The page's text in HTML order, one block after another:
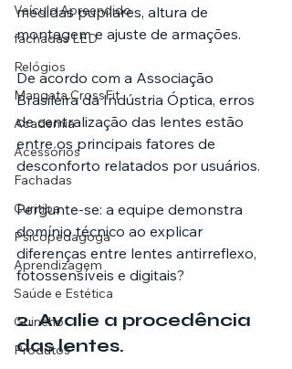
Veículo Apreendido
fachadas LED
Relógios
Mangata CrossFit
Academia
Acessórios
Fachadas
Curitiba
Psicopedagoga
Aprendizagem
Saúde e Estética
Guincho
Produtos
medidas pupilares, altura de
montagem e ajuste de armações.
De acordo com a Associação
Brasileira da Indústria Óptica, erros
de centralização das lentes estão
entre os principais fatores de
desconforto relatados por usuários.
Pergunte-se: a equipe demonstra
domínio técnico ao explicar
diferenças entre lentes antirreflexo,
fotossensíveis e digitais?
2. Avalie a procedência
das lentes.